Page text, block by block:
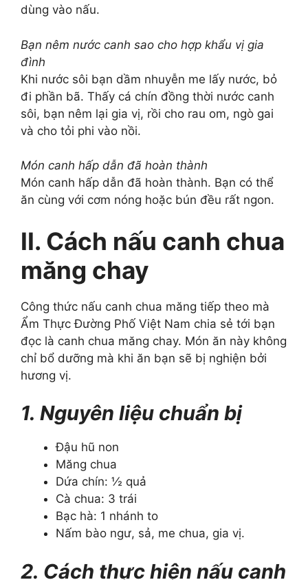
dùng vào nấu.
Bạn nêm nước canh sao cho hợp khẩu vị gia
đình
Khi nước sôi bạn dầm nhuyễn me lấy nước, bỏ
đi phần bã. Thấy cá chín đồng thời nước canh
sôi, bạn nêm lại gia vị, rồi cho rau om, ngò gai
và cho tỏi phi vào nồi.
Món canh hấp dẫn đã hoàn thành
Món canh hấp dẫn đã hoàn thành. Bạn có thể
ăn cùng với cơm nóng hoặc bún đều rất ngon.
II. Cách nấu canh chua
măng chay
Công thức nấu canh chua măng tiếp theo mà
Ẩm Thực Đường Phố Việt Nam chia sẻ tới bạn
đọc là canh chua măng chay. Món ăn này không
chỉ bổ dưỡng mà khi ăn bạn sẽ bị nghiện bởi
hương vị.
1. Nguyên liệu chuẩn bị
Đậu hũ non
Măng chua
Dứa chín: ½ quả
Cà chua: 3 trái
Bạc hà: 1 nhánh to
Nấm bào ngư, sả, me chua, gia vị.
2. Cách thực hiện nấu canh